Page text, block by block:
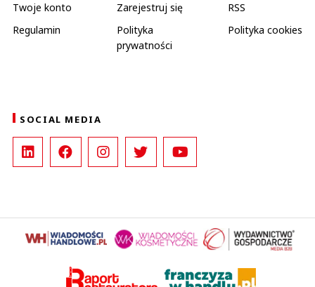
Twoje konto
Zarejestruj się
RSS
Regulamin
Polityka
prywatności
Polityka cookies
SOCIAL MEDIA